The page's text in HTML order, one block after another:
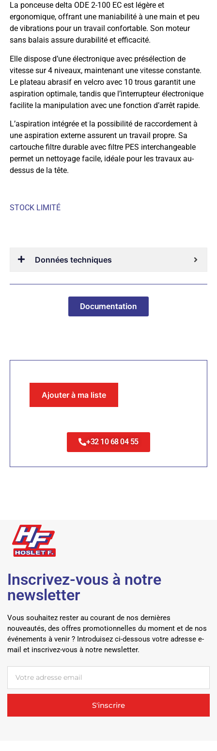
La ponceuse delta ODE 2-100 EC est légère et
ergonomique, offrant une maniabilité à une main et peu
de vibrations pour un travail confortable. Son moteur
sans balais assure durabilité et efficacité.
Elle dispose d’une électronique avec présélection de
vitesse sur 4 niveaux, maintenant une vitesse constante.
Le plateau abrasif en velcro avec 10 trous garantit une
aspiration optimale, tandis que l’interrupteur électronique
facilite la manipulation avec une fonction d’arrêt rapide.
L’aspiration intégrée et la possibilité de raccordement à
une aspiration externe assurent un travail propre. Sa
cartouche filtre durable avec filtre PES interchangeable
permet un nettoyage facile, idéale pour les travaux au-
dessus de la tête.
STOCK LIMITÉ
Données techniques
Documentation
Ajouter à ma liste
+32 10 68 04 55
Inscrivez-vous à notre
newsletter
Vous souhaitez rester au courant de nos dernières
nouveautés, des offres promotionnelles du moment et de nos
événements à venir ? Introduisez ci-dessous votre adresse e-
mail et inscrivez-vous à notre newsletter.
S'inscrire